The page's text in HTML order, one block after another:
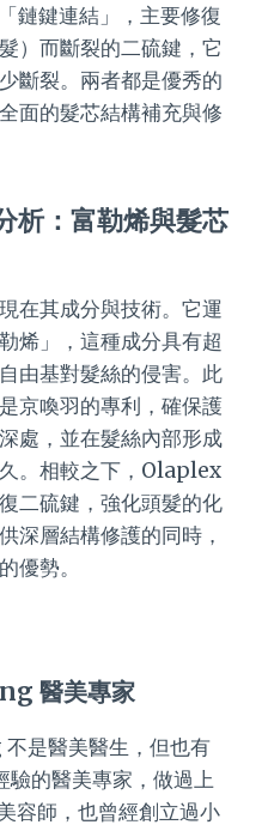
鏈鍵連結」，主要修復
）而斷裂的二硫鍵，它
斷裂。兩者都是優秀的
面的髮芯結構補充與修
析：富勒烯與髮芯
在其成分與技術。它運
烯」，這種成分具有超
由基對髮絲的侵害。此
京喚羽的專利，確保護
處，並在髮絲內部形成
。相較之下，Olaplex
二硫鍵，強化頭髮的化
深層結構修護的同時，
優勢。
醫美專家
是醫美醫生，但也有
驗的醫美專家，做過上
容師，也曾經創立過小